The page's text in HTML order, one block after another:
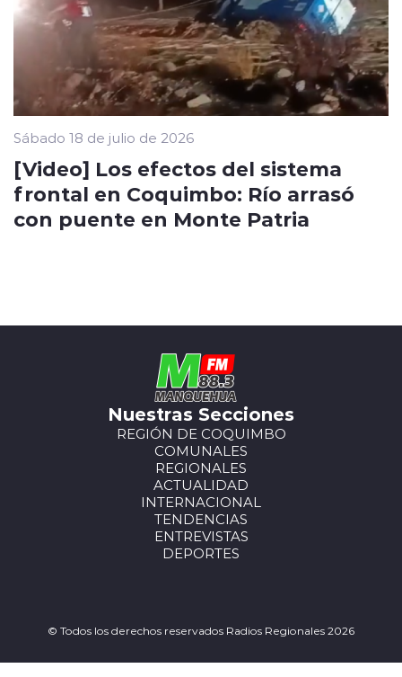
Sábado 18 de julio de 2026
[Video] Los efectos del sistema
frontal en Coquimbo: Río arrasó
con puente en Monte Patria
Nuestras Secciones
REGIÓN DE COQUIMBO
COMUNALES
REGIONALES
ACTUALIDAD
INTERNACIONAL
TENDENCIAS
ENTREVISTAS
DEPORTES
© Todos los derechos reservados Radios Regionales 2026